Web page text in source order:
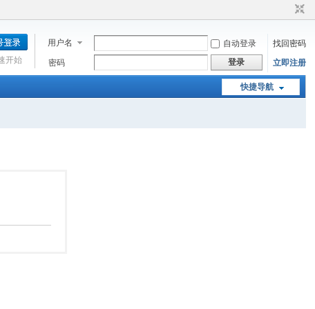
用户名 自动登录
找回密码
密码
登录 立即注册
开始
快捷导航